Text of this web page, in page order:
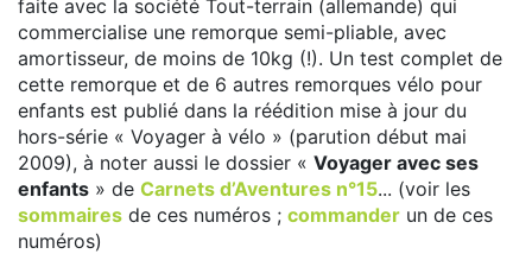
faite avec la société Tout-terrain (allemande) qui
commercialise une remorque semi-pliable, avec
amortisseur, de moins de 10kg (!). Un test complet de
cette remorque et de 6 autres remorques vélo pour
enfants est publié dans la réédition mise à jour du
hors-série « Voyager à vélo » (parution début mai
2009), à noter aussi le dossier « Voyager avec ses
enfants » de Carnets d’Aventures n°15... (voir les
sommaires de ces numéros ; commander un de ces
numéros)